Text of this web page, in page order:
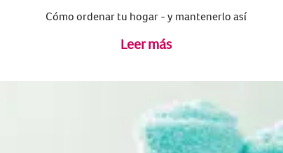
Cómo ordenar tu hogar - y mantenerlo así
Leer más